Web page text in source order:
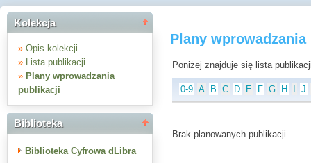
Kolekcja
» Opis kolekcji
» Lista publikacji
» Plany wprowadzania
publikacji
Biblioteka
Biblioteka Cyfrowa dLibra
Plany
Poniżej znajduje się lista
0-9 A B C D E F G H J
Brak planowanych publikacji...